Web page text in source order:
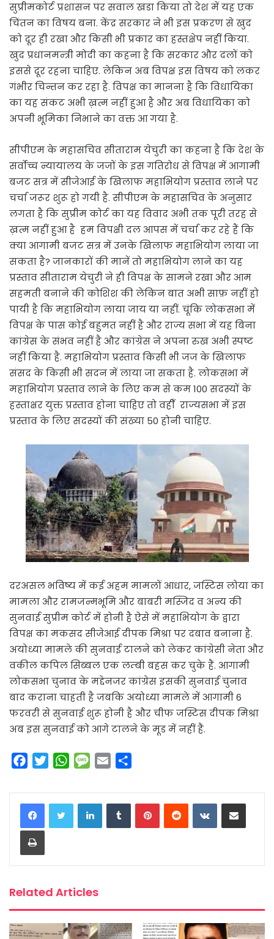
सुप्रीमकोर्ट प्रशासन पर सवाल खडा किया तो देश में यह एक
चिंतन का विषय बना. केंद्र सरकार ने भी इस प्रकरण से खुद
को दूर ही रखा और किसी भी प्रकार का हस्तक्षेप नहीं किया.
खुद प्रधानमन्त्री मोदी का कहना है कि सरकार और दलों को
इससे दूर रहना चाहिए. लेकिन अब विपक्ष इस विषय को लकर
गंभीर चिन्तन कर रहा है. विपक्ष का मानना है कि विधायिका
का यह संकट अभी ख़त्म नहीं हुआ है और अब विधायिका को
अपनी भूमिका निभाने का वक्त आ गया है.
सीपीएम के महासचिव सीताराम येचुरी का कहना है कि देश के
सर्वोच्च न्यायालय के जजों के इस गतिरोध से विपक्ष में आगामी
बजट सत्र में सीजेआई के खिलाफ महाभियोग प्रस्ताव लाने पर
चर्चा जरूर शुरू हो गयी है. सीपीएम के महासचिव के अनुसार
लगता है कि सुप्रीम कोर्ट का यह विवाद अभी तक पूरी तरह से
ख़त्म नहीं हुआ है हम विपक्षी दल आपस में चर्चा कर रहे हैं कि
क्या आगामी बजट सत्र में उनके खिलाफ महाभियोग लाया जा
सकता है? जानकारों की मानें तो महाभियोग लाने का यह
प्रस्ताव सीताराम येचुरी ने ही विपक्ष के सामने रखा और आम
सहमती बनाने की कोशिश की लेकिन बात अभी साफ़ नहीं हो
पायी है कि महाभियोग लाया जाय या नहीं. चूंकि लोकसभा में
विपक्ष के पास कोई बहुमत नहीं है और राज्य सभा में यह बिना
कांग्रेस के संभव नहीं है और कांग्रेस ने अपना रुख अभी स्पष्ट
नहीं किया है. महाभियोग प्रस्ताव किसी भी जज के खिलाफ
संसद के किसी भी सदन में लाया जा सकता है. लोकसभा में
महाभियोग प्रस्ताव लाने के लिए कम से कम 100 सदस्यों के
हस्ताक्षर युक्त प्रस्ताव होना चाहिए तो वहीँ राज्यसभा में इस
प्रस्ताव के लिए सदस्यों की संख्या 50 होनी चाहिए.
दरअसल भविष्य में कई अहम मामलों आधार, जस्टिस लोया का
मामला और रामजन्मभूमि और बाबरी मस्जिद व अन्य की
सुनवाई सुप्रीम कोर्ट में होनी है ऐसे में महाभियोग के द्वारा
विपक्ष का मकसद सीजेआई दीपक मिश्रा पर दबाव बनाना है.
अयोध्या मामले की सुनवाई टालने को लेकर कांग्रेसी नेता और
वकील कपिल सिब्बल एक लम्बी बहस कर चुके हैं. आगामी
लोकसभा चुनाव के मद्देनजर कांग्रेस इसकी सुनवाई चुनाव
बाद कराना चाहती है जबकि अयोध्या मामले में आगामी 6
फरवरी से सुनवाई शुरू होनी है और चीफ जस्टिस दीपक मिश्रा
अब इस सुनवाई को आगे टालने के मूड में नहीं हैं.
c
e
b
o
o
i
t
t
W
a
t
s
M
s
s
a
a
i
a
r
e
LinkedInTumblrPinterestReddit VKontakteShare via Email
Print
Related Articles